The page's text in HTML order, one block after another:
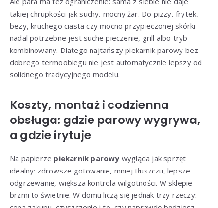
takiej chrupkości jak suchy, mocny żar. Do pizzy, frytek,
bezy, kruchego ciasta czy mocno przypieczonej skórki
nadal potrzebne jest suche pieczenie, grill albo tryb
kombinowany. Dlatego najtańszy piekarnik parowy bez
dobrego termoobiegu nie jest automatycznie lepszy od
solidnego tradycyjnego modelu.
Koszty, montaż i codzienna
obsługa: gdzie parowy wygrywa,
a gdzie irytuje
Na papierze piekarnik parowy wygląda jak sprzęt
idealny: zdrowsze gotowanie, mniej tłuszczu, lepsze
odgrzewanie, większa kontrola wilgotności. W sklepie
brzmi to świetnie. W domu liczą się jednak trzy rzeczy: